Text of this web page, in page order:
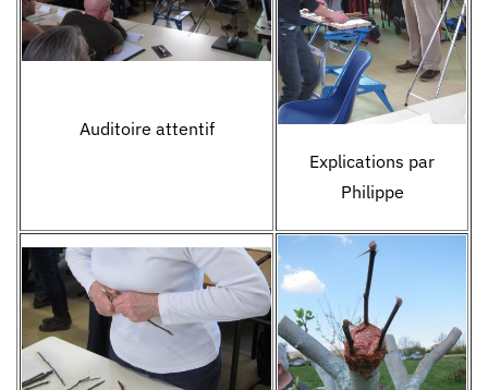
Auditoire attentif
Explications par
Philippe